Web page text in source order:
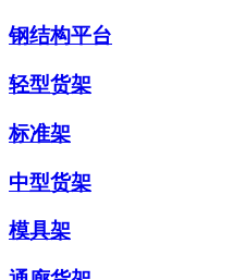
钢结构平台
轻型货架
标准架
中型货架
模具架